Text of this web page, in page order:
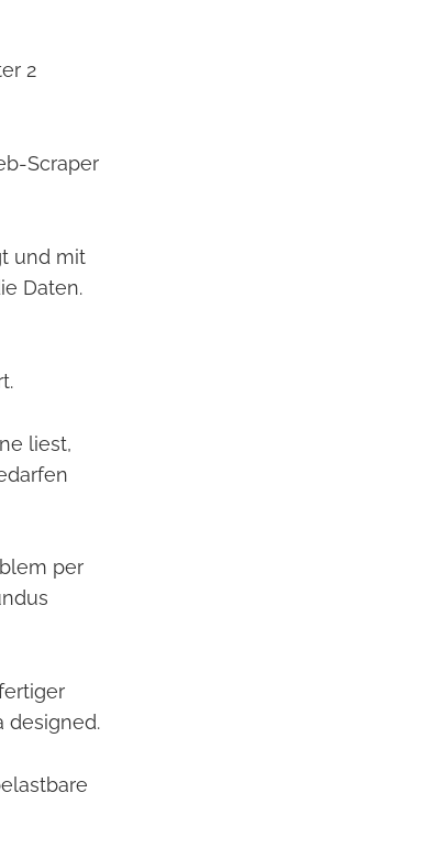
2
Scraper
und mit
Daten.
liest,
per
designed.